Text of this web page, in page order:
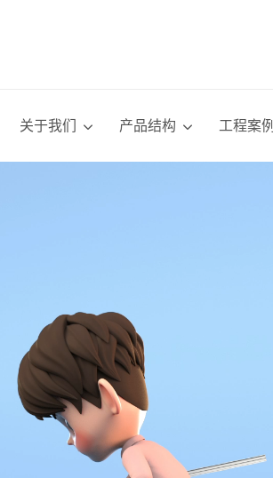
关于我们 产品结构 工程案例